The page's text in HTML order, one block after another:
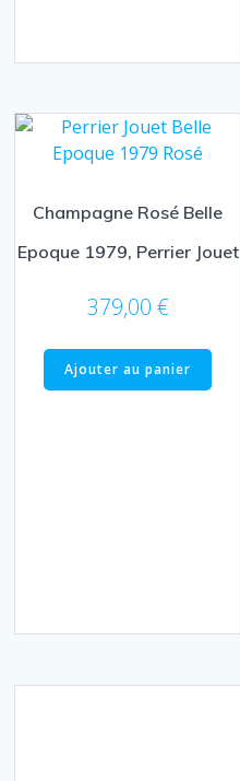
Champagne Rosé Belle
Epoque 1979, Perrier Jouet
379,00 €
Ajouter au panier